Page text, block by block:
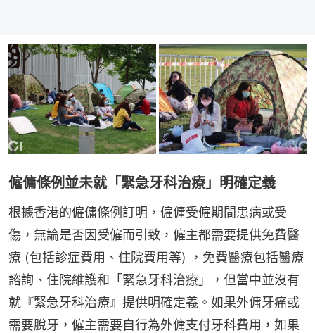
僱傭條例並未就「緊急牙科治療」明確定義
根據香港的僱傭條例訂明，僱傭受僱期間患病或受
傷，無論是否因受僱而引致，僱主都需要提供免費醫
療 (包括診症費用、住院費用等) ，免費醫療包括醫療
諮詢、住院維護和「緊急牙科治療」，但當中並沒有
就『緊急牙科治療』提供明確定義。如果外傭牙痛或
需要脫牙，僱主需要自行為外傭支付牙科費用，如果